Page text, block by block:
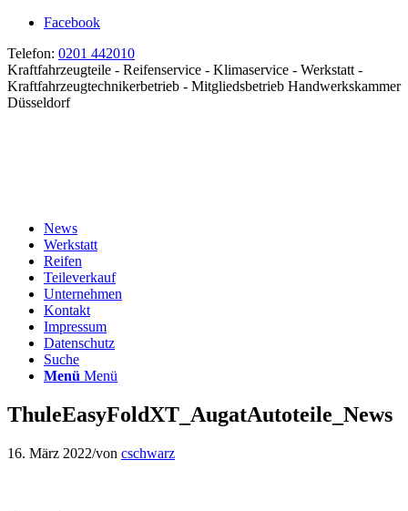
Facebook
Telefon: 0201 442010
Kraftfahrzeugteile - Reifenservice - Klimaservice - Werkstatt -
Kraftfahrzeugtechnikerbetrieb - Mitgliedsbetrieb Handwerkskammer
Düsseldorf
News
Werkstatt
Reifen
Teileverkauf
Unternehmen
Kontakt
Impressum
Datenschutz
Suche
Menü Menü
ThuleEasyFoldXT_AugatAutoteile_News
16. März 2022/von cschwarz